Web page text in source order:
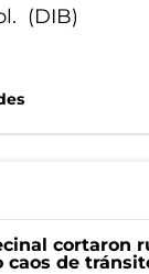
(DIB)
cortaron
caos de